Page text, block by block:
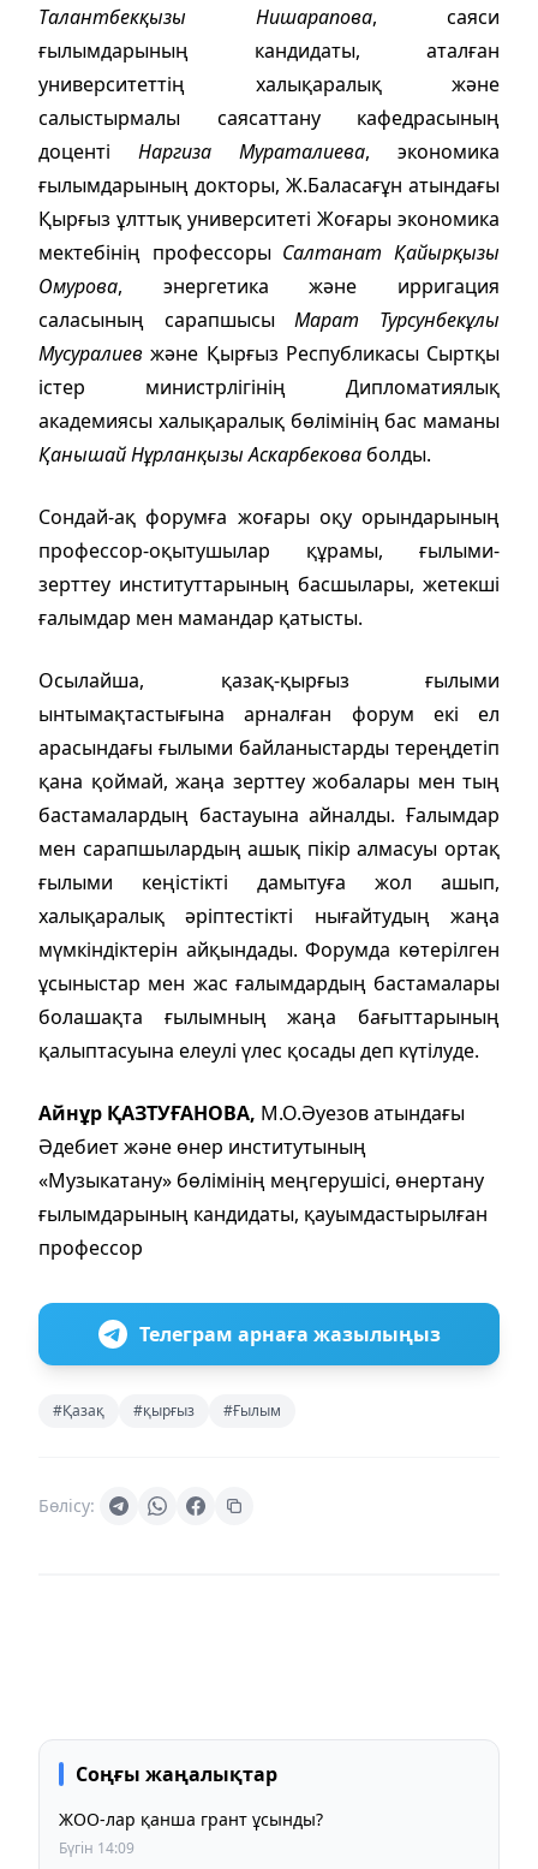
Талантбекқызы Нишарапова, саяси
ғылымдарының кандидаты, аталған
университеттің халықаралық және
салыстырмалы саясаттану кафедрасының
доценті Наргиза Мураталиева, экономика
ғылымдарының докторы, Ж.Баласағұн атындағы
Қырғыз ұлттық университеті Жоғары экономика
мектебінің профессоры Салтанат Қайырқызы
Омурова, энергетика және ирригация
саласының сарапшысыМарат Турсунбекұлы
Мусуралиев және Қырғыз Республикасы Сыртқы
істер министрлігінің Дипломатиялық
академиясы халықаралық бөлімінің бас маманы
Қанышай Нұрланқызы Аскарбекова болды.
Сондай-ақ форумға жоғары оқу орындарының
профессор-оқытушылар құрамы, ғылыми-
зерттеу институттарының басшылары, жетекші
ғалымдар мен мамандар қатысты.
Осылайша, қазақ-қырғыз ғылыми
ынтымақтастығына арналған форум екі ел
арасындағы ғылыми байланыстарды тереңдетіп
қана қоймай, жаңа зерттеу жобалары мен тың
бастамалардың бастауына айналды. Ғалымдар
мен сарапшылардың ашық пікір алмасуы ортақ
ғылыми кеңістікті дамытуға жол ашып,
халықаралық әріптестікті нығайтудың жаңа
мүмкіндіктерін айқындады. Форумда көтерілген
ұсыныстар мен жас ғалымдардың бастамалары
болашақта ғылымның жаңа бағыттарының
қалыптасуына елеулі үлес қосады деп күтілуде.
Айнұр ҚАЗТУҒАНОВА, М.О.Әуезов атындағы
Әдебиет және өнер институтының
«Музыкатану» бөлімінің меңгерушісі, өнертану
ғылымдарының кандидаты, қауымдастырылған
профессор
Телеграм арнаға жазылыңыз
#Қазақ #қырғыз #Ғылым
Бөлісу:
Соңғы жаңалықтар
ЖОО-лар қанша грант ұсынды?
Бүгін 14:09